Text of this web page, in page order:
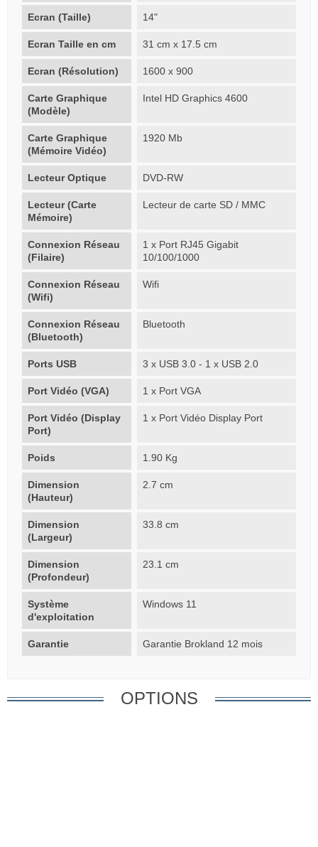
Ecran (Taille) 14"
Ecran Taille en cm 31 cm x 17.5 cm
Ecran (Résolution) 1600 x 900
Carte Graphique
(Modèle)
Intel HD Graphics 4600
Carte Graphique
(Mémoire Vidéo)
1920 Mb
Lecteur Optique DVD-RW
Lecteur (Carte
Mémoire)
Lecteur de carte SD / MMC
Connexion Réseau
(Filaire)
1 x Port RJ45 Gigabit
10/100/1000
Connexion Réseau
(Wifi)
Wifi
Connexion Réseau
(Bluetooth)
Bluetooth
Ports USB 3 x USB 3.0 - 1 x USB 2.0
Port Vidéo (VGA) 1 x Port VGA
Port Vidéo (Display
Port)
1 x Port Vidéo Display Port
Poids 1.90 Kg
Dimension
(Hauteur)
2.7 cm
Dimension
(Largeur)
33.8 cm
Dimension
(Profondeur)
23.1 cm
Système
d'exploitation
Windows 11
Garantie Garantie Brokland 12 mois
OPTIONS